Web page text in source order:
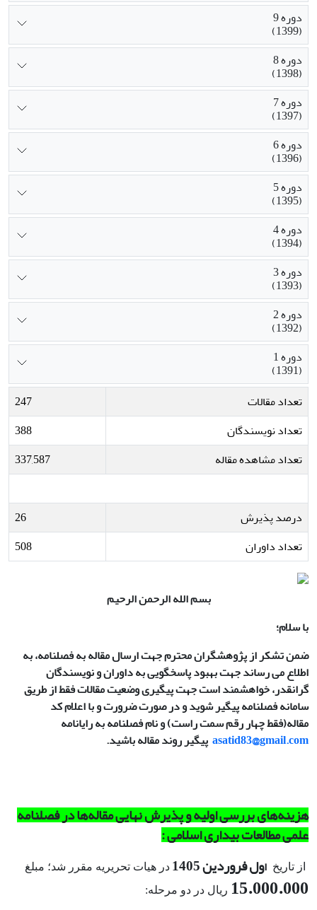
دوره 9
(1399)
دوره 8
(1398)
دوره 7
(1397)
دوره 6
(1396)
دوره 5
(1395)
دوره 4
(1394)
دوره 3
(1393)
دوره 2
(1392)
دوره 1
(1391)
تعداد مقالات
247
تعداد نویسندگان
388
تعداد مشاهده مقاله
337,587
درصد پذیرش
26
تعداد داوران
508
بسم الله الرحمن الرحیم
با سلام؛
ضمن تشکر از پژوهشگران محترم جهت ارسال مقاله به فصلنامه، به
اطلاع می رساند جهت بهبود پاسخگویی به داوران و نویسندگان
گرانقدر، خواهشمند است جهت پیگیری وضعیت مقالات فقط از طریق
سامانه فصلنامه پیگیر شوید و در صورت ضرورت و با اعلام کد
مقاله(فقط چهار رقم سمت راست) و نام فصلنامه به رایانامه
asatid83@gmail.comپیگیر روند مقاله باشید.
هزینههای بررسی اولیه و پذیرش نهایی مقاله‌ها در فصلنامه
علمی مطالعات بیداری اسلامی :
از تاریخ اول فروردین 1405 در هیات تحریریه مقرر شد؛ مبلغ
15.000.000 ریال در دو مرحله: